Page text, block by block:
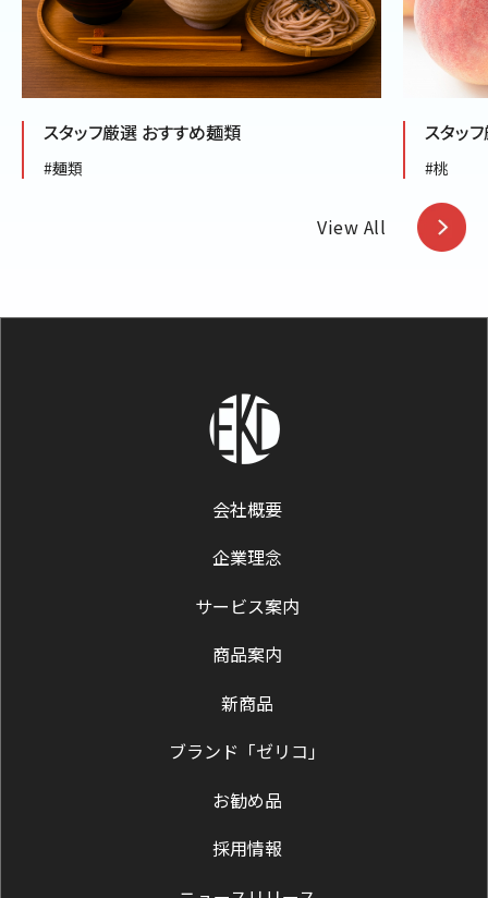
スタッフ厳選 おすすめ麺類
#麺類
スタッ
#桃
View All
会社概要
企業理念
サービス案内
商品案内
新商品
ブランド「ゼリコ」
お勧め品
採用情報